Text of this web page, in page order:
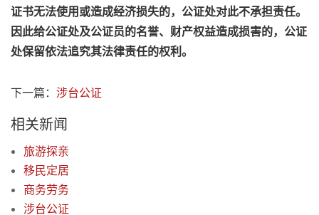
证书无法使用或造成经济损失的，公证处对此不承担责任。
因此给公证处及公证员的名誉、财产权益造成损害的，公证
处保留依法追究其法律责任的权利。
下一篇： 涉台公证
相关新闻
旅游探亲
移民定居
商务劳务
涉台公证